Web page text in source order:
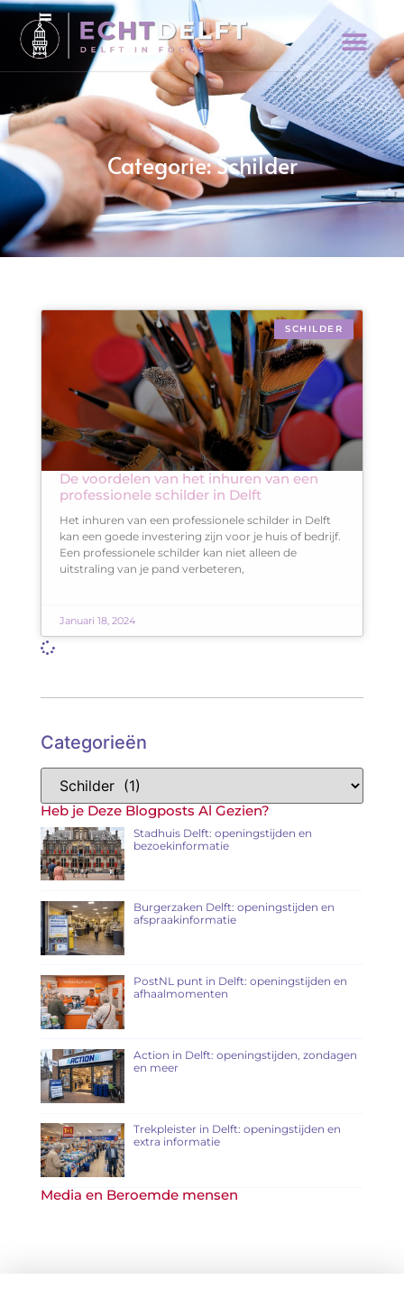
Categorie: Schilder
Categorieën
Heb je Deze Blogposts Al Gezien?
Stadhuis Delft: openingstijden en
bezoekinformatie
Burgerzaken Delft: openingstijden en
afspraakinformatie
PostNL punt in Delft: openingstijden en
afhaalmomenten
Action in Delft: openingstijden, zondagen
en meer
Trekpleister in Delft: openingstijden en
extra informatie
Media en Beroemde mensen
SCHILDER
De voordelen van het inhuren van een
professionele schilder in Delft
Het inhuren van een professionele schilder in Delft
kan een goede investering zijn voor je huis of bedrijf.
Een professionele schilder kan niet alleen de
uitstraling van je pand verbeteren,
Januari 18, 2024